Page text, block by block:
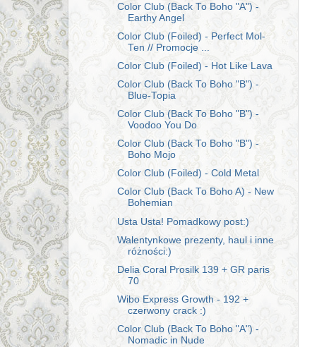
Color Club (Back To Boho "A") -
Earthy Angel
Color Club (Foiled) - Perfect Mol-
Ten // Promocje ...
Color Club (Foiled) - Hot Like Lava
Color Club (Back To Boho "B") -
Blue-Topia
Color Club (Back To Boho "B") -
Voodoo You Do
Color Club (Back To Boho "B") -
Boho Mojo
Color Club (Foiled) - Cold Metal
Color Club (Back To Boho A) - New
Bohemian
Usta Usta! Pomadkowy post:)
Walentynkowe prezenty, haul i inne
różności:)
Delia Coral Prosilk 139 + GR paris
70
Wibo Express Growth - 192 +
czerwony crack :)
Color Club (Back To Boho "A") -
Nomadic in Nude